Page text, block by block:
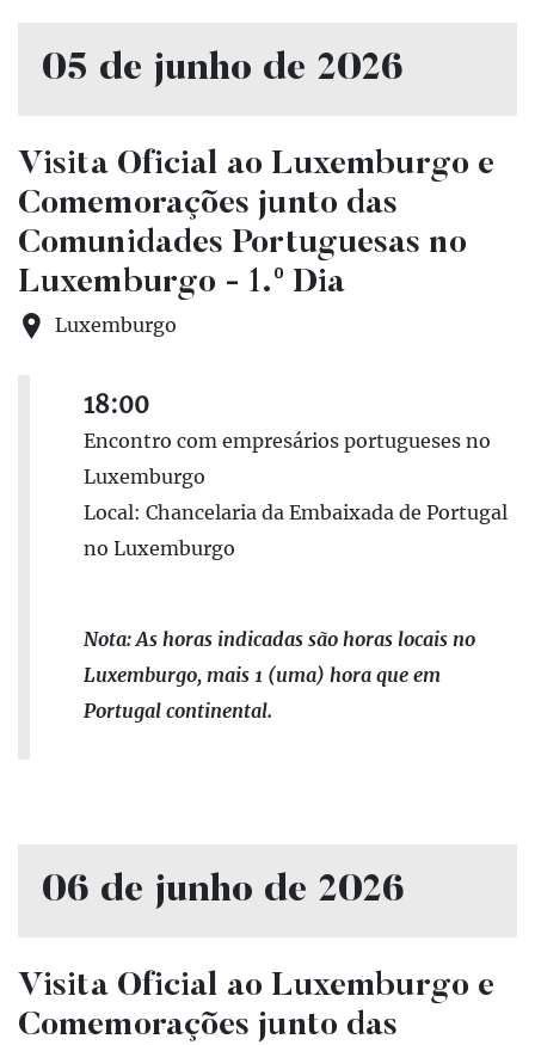
05 de junho de 2026
Visita Oficial ao Luxemburgo e
Comemorações junto das
Comunidades Portuguesas no
Luxemburgo - 1.º Dia
Luxemburgo
18:00
Encontro com empresários portugueses no
Luxemburgo
Local: Chancelaria da Embaixada de Portugal
no Luxemburgo
Nota: As horas indicadas são horas locais no
Luxemburgo, mais 1 (uma) hora que em
Portugal continental.
06 de junho de 2026
Visita Oficial ao Luxemburgo e
Comemorações junto das